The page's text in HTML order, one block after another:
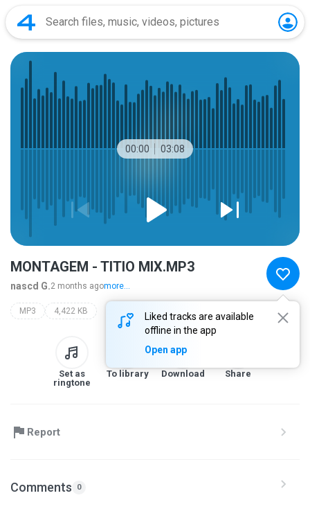
00:00 03:08
Liked tracks are available
offline in the app
Open app
MONTAGEM - TITIO MIX.MP3
nascd G.2 months agomore...
MP3 4,422 KB
Set as
ringtone
To library Download Share
Report
Comments 0